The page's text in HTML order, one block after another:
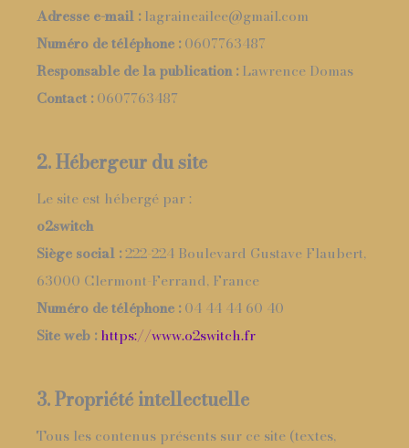
Adresse e-mail : lagraineailee@gmail.com
Numéro de téléphone : 0607763487
Responsable de la publication : Lawrence Domas
Contact : 0607763487
2. Hébergeur du site
Le site est hébergé par :
o2switch
Siège social :222-224 Boulevard Gustave Flaubert,
63000 Clermont-Ferrand, France
Numéro de téléphone : 04 44 44 60 40
Site web : https://www.o2switch.fr
3. Propriété intellectuelle
Tous les contenus présents sur ce site (textes,